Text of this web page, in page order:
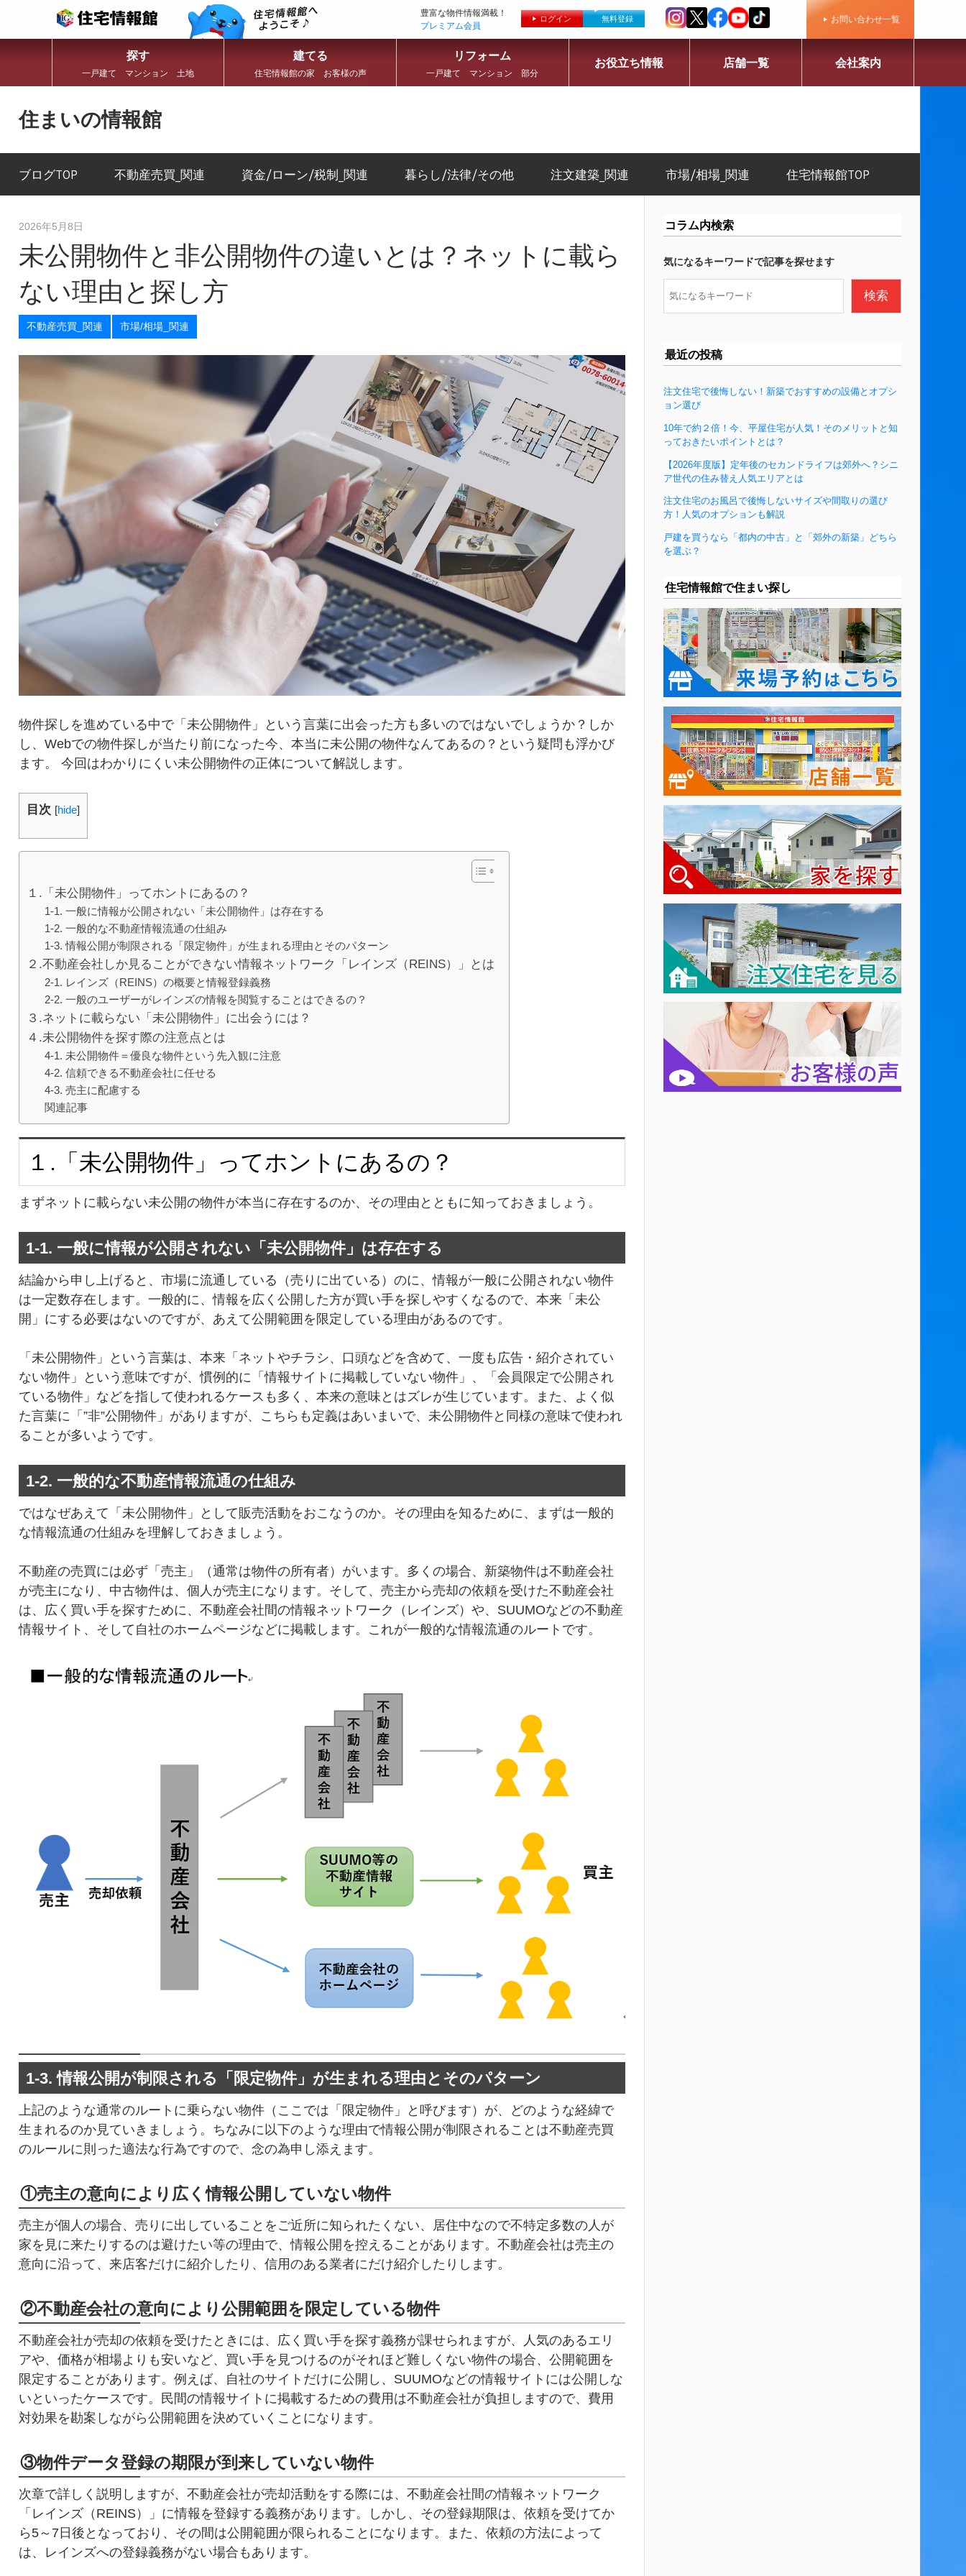
豊富な物件情報満載！
プレミアム会員
ログイン 無料登録 お問い合わせ一覧
探す
一戸建て マンション 土地
建てる
住宅情報館の家 お客様の声
リフォーム
一戸建て マンション 部分
お役立ち情報 店舗一覧 会社案内
住まいの情報館
ま
と
暮
し
役
立
情
報
を
お
け
す
ブログTOP 不動産売買_関連 資金/ローン/税制_関連 暮らし/法律/その他 注文建築_関連 市場/相場_関連 住宅情報館TOP
2026年5月8日
未公開物件と非公開物件の違いとは？ネットに載ら
ない理由と探し方
不動産売買_関連 市場/相場_関連
物件探しを進めている中で「未公開物件」という言葉に出会った方も多いのではないでしょうか？しか
し、Webでの物件探しが当たり前になった今、本当に未公開の物件なんてあるの？という疑問も浮かび
ます。 今回はわかりにくい未公開物件の正体について解説します。
目次 [hide]
１.「未公開物件」ってホントにあるの？
1-1. 一般に情報が公開されない「未公開物件」は存在する
1-2. 一般的な不動産情報流通の仕組み
1-3. 情報公開が制限される「限定物件」が生まれる理由とそのパターン
２.不動産会社しか見ることができない情報ネットワーク「レインズ（REINS）」とは
2-1. レインズ（REINS）の概要と情報登録義務
2-2. 一般のユーザーがレインズの情報を閲覧することはできるの？
３.ネットに載らない「未公開物件」に出会うには？
４.未公開物件を探す際の注意点とは
4-1. 未公開物件＝優良な物件という先入観に注意
4-2. 信頼できる不動産会社に任せる
4-3. 売主に配慮する
関連記事
１.「未公開物件」ってホントにあるの？
まずネットに載らない未公開の物件が本当に存在するのか、その理由とともに知っておきましょう。
1-1. 一般に情報が公開されない「未公開物件」は存在する
結論から申し上げると、市場に流通している（売りに出ている）のに、情報が一般に公開されない物件
は一定数存在します。一般的に、情報を広く公開した方が買い手を探しやすくなるので、本来「未公
開」にする必要はないのですが、あえて公開範囲を限定している理由があるのです。
「未公開物件」という言葉は、本来「ネットやチラシ、口頭などを含めて、一度も広告・紹介されてい
ない物件」という意味ですが、慣例的に「情報サイトに掲載していない物件」、「会員限定で公開され
ている物件」などを指して使われるケースも多く、本来の意味とはズレが生じています。また、よく似
た言葉に「”非”公開物件」がありますが、こちらも定義はあいまいで、未公開物件と同様の意味で使われ
ることが多いようです。
1-2. 一般的な不動産情報流通の仕組み
ではなぜあえて「未公開物件」として販売活動をおこなうのか。その理由を知るために、まずは一般的
な情報流通の仕組みを理解しておきましょう。
不動産の売買には必ず「売主」（通常は物件の所有者）がいます。多くの場合、新築物件は不動産会社
が売主になり、中古物件は、個人が売主になります。そして、売主から売却の依頼を受けた不動産会社
は、広く買い手を探すために、不動産会社間の情報ネットワーク（レインズ）や、SUUMOなどの不動産
情報サイト、そして自社のホームページなどに掲載します。これが一般的な情報流通のルートです。
1-3. 情報公開が制限される「限定物件」が生まれる理由とそのパターン
上記のような通常のルートに乗らない物件（ここでは「限定物件」と呼びます）が、どのような経緯で
生まれるのか見ていきましょう。ちなみに以下のような理由で情報公開が制限されることは不動産売買
のルールに則った適法な行為ですので、念の為申し添えます。
①売主の意向により広く情報公開していない物件
売主が個人の場合、売りに出していることをご近所に知られたくない、居住中なので不特定多数の人が
家を見に来たりするのは避けたい等の理由で、情報公開を控えることがあります。不動産会社は売主の
意向に沿って、来店客だけに紹介したり、信用のある業者にだけ紹介したりします。
②不動産会社の意向により公開範囲を限定している物件
不動産会社が売却の依頼を受けたときには、広く買い手を探す義務が課せられますが、人気のあるエリ
アや、価格が相場よりも安いなど、買い手を見つけるのがそれほど難しくない物件の場合、公開範囲を
限定することがあります。例えば、自社のサイトだけに公開し、SUUMOなどの情報サイトには公開しな
いといったケースです。民間の情報サイトに掲載するための費用は不動産会社が負担しますので、費用
対効果を勘案しながら公開範囲を決めていくことになります。
③物件データ登録の期限が到来していない物件
次章で詳しく説明しますが、不動産会社が売却活動をする際には、不動産会社間の情報ネットワーク
「レインズ（REINS）」に情報を登録する義務があります。しかし、その登録期限は、依頼を受けてか
ら5～7日後となっており、その間は公開範囲が限られることになります。また、依頼の方法によって
は、レインズへの登録義務がない場合もあります。
コラム内検索
気になるキーワードで記事を探せます
索
検索
最近の投稿
注文住宅で後悔しない！新築でおすすめの設備とオプシ
ョン選び
10年で約２倍！今、平屋住宅が人気！そのメリットと知
っておきたいポイントとは？
【2026年度版】定年後のセカンドライフは郊外へ？シニ
ア世代の住み替え人気エリアとは
注文住宅のお風呂で後悔しないサイズや間取りの選び
方！人気のオプションも解説
戸建を買うなら「都内の中古」と「郊外の新築」どちら
を選ぶ？
住宅情報館で住まい探し